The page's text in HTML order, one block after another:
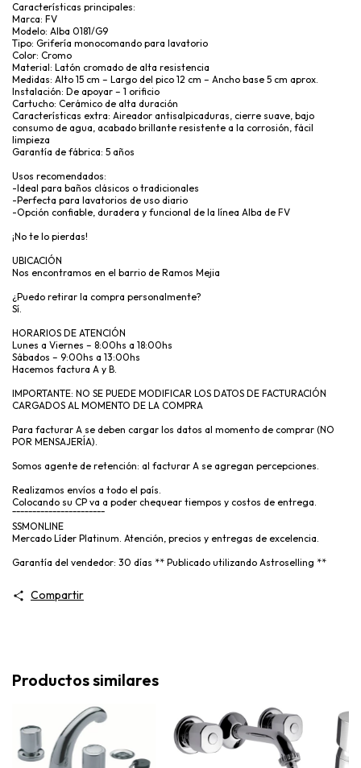
Características principales:
Marca: FV
Modelo: Alba 0181/G9
Tipo: Grifería monocomando para lavatorio
Color: Cromo
Material: Latón cromado de alta resistencia
Medidas: Alto 15 cm – Largo del pico 12 cm – Ancho base 5 cm aprox.
Instalación: De apoyar – 1 orificio
Cartucho: Cerámico de alta duración
Características extra: Aireador antisalpicaduras, cierre suave, bajo
consumo de agua, acabado brillante resistente a la corrosión, fácil
limpieza
Garantía de fábrica: 5 años
Usos recomendados:
-Ideal para baños clásicos o tradicionales
-Perfecta para lavatorios de uso diario
-Opción confiable, duradera y funcional de la línea Alba de FV
¡No te lo pierdas!
UBICACIÓN
Nos encontramos en el barrio de Ramos Mejia
¿Puedo retirar la compra personalmente?
Sí.
HORARIOS DE ATENCIÓN
Lunes a Viernes – 8:00hs a 18:00hs
Sábados – 9:00hs a 13:00hs
Hacemos factura A y B.
IMPORTANTE: NO SE PUEDE MODIFICAR LOS DATOS DE FACTURACIÓN
CARGADOS AL MOMENTO DE LA COMPRA
Para facturar A se deben cargar los datos al momento de comprar (NO
POR MENSAJERÍA).
Somos agente de retención: al facturar A se agregan percepciones.
Realizamos envíos a todo el país.
Colocando su CP va a poder chequear tiempos y costos de entrega.
¯¯¯¯¯¯¯¯¯¯¯¯¯¯¯¯¯¯¯¯¯¯¯
SSMONLINE
Mercado Líder Platinum. Atención, precios y entregas de excelencia.
Garantía del vendedor: 30 días ** Publicado utilizando Astroselling **
Compartir
Productos similares